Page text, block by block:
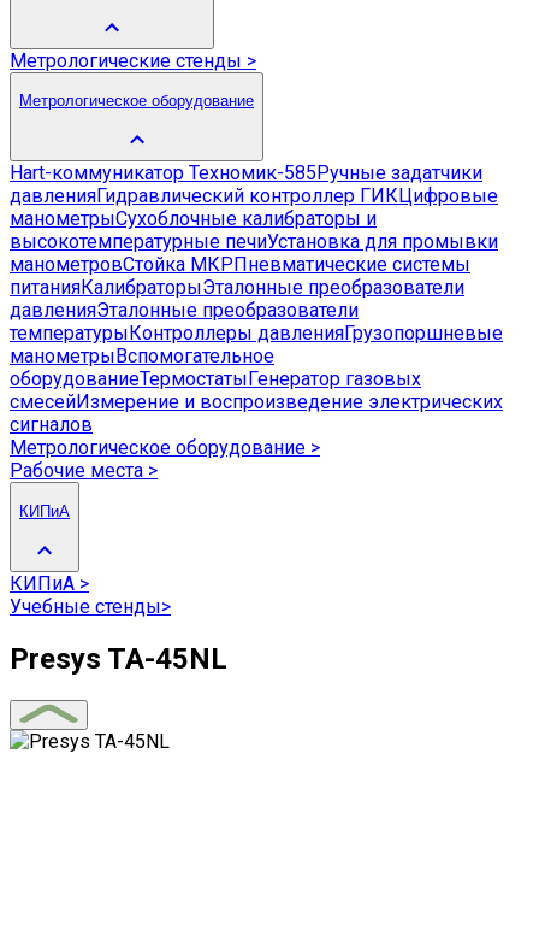
Метрологические стенды >
Метрологическое оборудование
Hart-коммуникатор Техномик-585 Ручные задатчики
давленияГидравлический контроллер ГИКЦифровые
манометрыСухоблочные калибраторы и
высокотемпературные печиУстановка для промывки
манометровСтойка МКР Пневматические системы
питанияКалибраторыЭталонные преобразователи
давленияЭталонные преобразователи
температуры Контроллеры давленияГрузопоршневые
манометры Вспомогательное
оборудованиеТермостаты Генератор газовых
смесейИзмерение и воспроизведение электрических
сигналов
Метрологическое оборудование >
Рабочие места >
КИПиА
КИПиА >
Учебные стенды>
Presys TA-45NL